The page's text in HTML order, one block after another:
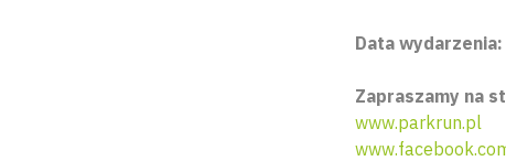
Data
Zapraszamy na
www.parkrun.pl